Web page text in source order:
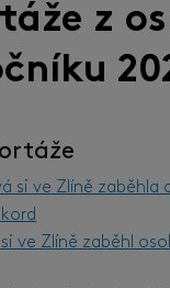
z
si ve Zlíně zaběhla
ve Zlíně zaběhl